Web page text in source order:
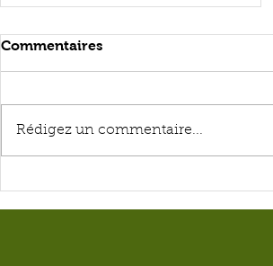
Commentaires
Rédigez un commentaire...